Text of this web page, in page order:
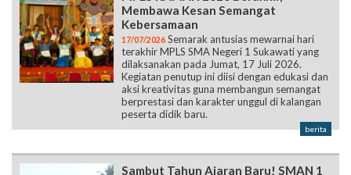
Membawa Kesan Semangat
Kebersamaan
17/07/2026 Semarak antusias mewarnai hari
terakhir MPLS SMA Negeri 1 Sukawati yang
dilaksanakan pada Jumat, 17 Juli 2026.
Kegiatan penutup ini diisi dengan edukasi dan
aksi kreativitas guna membangun semangat
berprestasi dan karakter unggul di kalangan
peserta didik baru.
berita
Sambut Tahun Ajaran Baru! SMAN 1